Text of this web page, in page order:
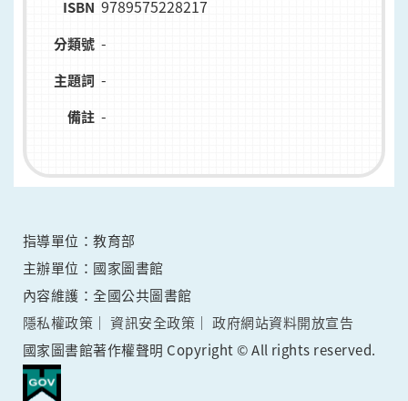
ISBN 9789575228217
分類號 -
主題詞 -
備註 -
指導單位：教育部
主辦單位：國家圖書館
內容維護：全國公共圖書館
隱私權政策
資訊安全政策
政府網站資料開放宣告
國家圖書館著作權聲明 Copyright © All rights reserved.